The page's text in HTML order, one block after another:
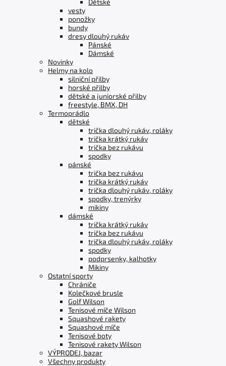
Dětské
vesty
ponožky
bundy
dresy dlouhý rukáv
Pánské
Dámské
Novinky
Helmy na kolo
silniční přilby
horské přilby
dětské a juniorské přilby
freestyle, BMX, DH
Termoprádlo
dětské
trička dlouhý rukáv, roláky
trička krátký rukáv
trička bez rukávu
spodky
pánské
trička bez rukávu
trička krátký rukáv
trička dlouhý rukáv, roláky
spodky, trenýrky
mikiny
dámské
trička krátký rukáv
trička bez rukávu
trička dlouhý rukáv, roláky
spodky
podprsenky, kalhotky
Mikiny
Ostatní sporty
Chrániče
Kolečkové brusle
Golf Wilson
Tenisové míče Wilson
Squashové rakety
Squashové míče
Tenisové boty
Tenisové rakety Wilson
VÝPRODEJ, bazar
Všechny produkty